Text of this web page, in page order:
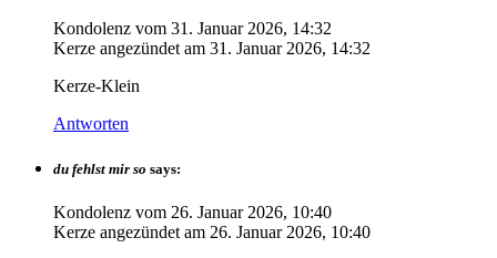
Kondolenz vom 31. Januar 2026, 14:32
Kerze angezündet am 31. Januar 2026, 14:32
Kerze-Klein
Antworten
du fehlst mir so says:
Kondolenz vom 26. Januar 2026, 10:40
Kerze angezündet am 26. Januar 2026, 10:40